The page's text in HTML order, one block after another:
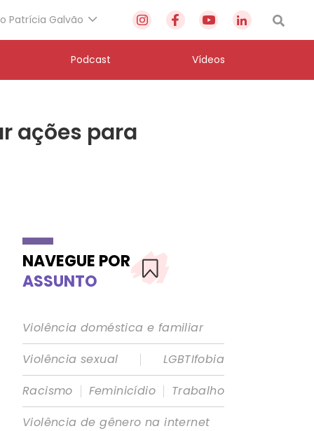
Patrícia Galvão
Podcast Vídeos
ações para
NAVEGUE POR
ASSUNTO
Violência doméstica e familiar
Violência sexual
|
LGBTIfobia
Racismo | Feminicídio | Trabalho
Violência de gênero na internet